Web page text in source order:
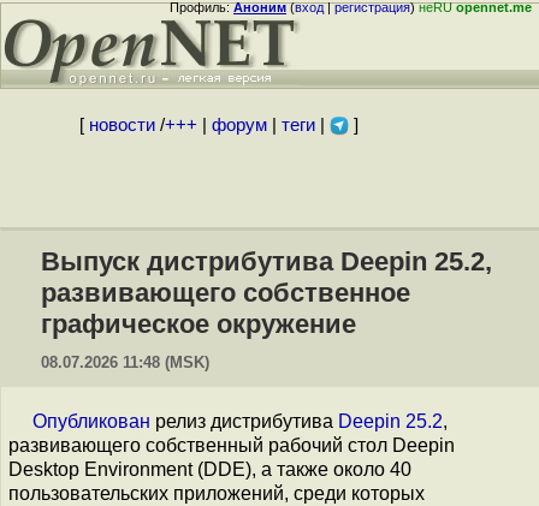
Профиль:Аноним(вход|регистрация)неRUopennet.me
[ новости/+++ форум| теги| ]
Выпуск дистрибутива Deepin 25.2,
развивающего собственное
графическое окружение
08.07.2026 11:48 (MSK)
Опубликован релиз дистрибутива Deepin 25.2,
развивающего собственный рабочий стол Deepin
Desktop Environment (DDE), а также около 40
пользовательских приложений, среди которых